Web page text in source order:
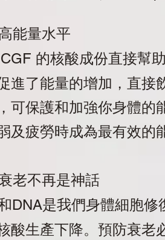
能量水平
CGF 的核酸成份直接幫
進了能量的增加，直接
可保護和加強你身體的
及疲勞時成為最有效的
老不再是神話
DNA是我們身體細胞修
酸生產下降。預防衰老